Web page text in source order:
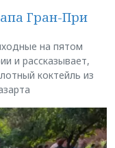
Гран-При
на пятом
и рассказывает,
коктейль из